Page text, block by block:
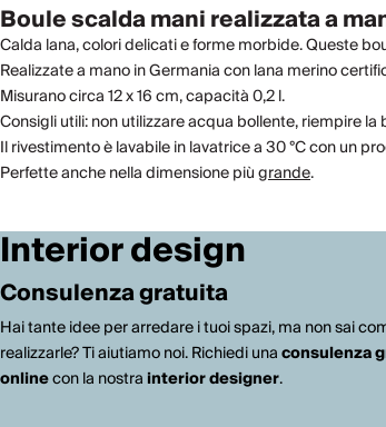
Boule scalda mani realizzata a
Calda lana, colori delicati e forme morbide. Queste
Realizzate a mano in Germania con lana merino
Misurano circa 12 x 16 cm, capacità 0,2 l.
Consigli utili: non utilizzare acqua bollente, riempire
Il rivestimento è lavabile in lavatrice a 30 °C con un
Perfette anche nella dimensione piùgrande.
Interior design
Consulenza gratuita
Hai tante idee per arredare i tuoi spazi, ma non sai
realizzarle? Ti aiutiamo noi. Richiedi unaconsulenza
onlinecon la nostrainterior designer.